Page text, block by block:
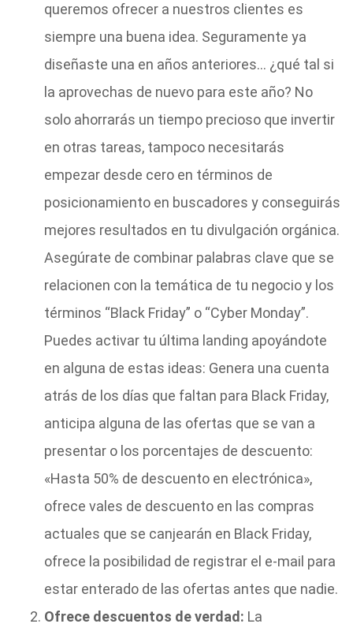
queremos ofrecer a nuestros clientes es
siempre una buena idea. Seguramente ya
diseñaste una en años anteriores… ¿qué tal si
la aprovechas de nuevo para este año? No
solo ahorrarás un tiempo precioso que invertir
en otras tareas, tampoco necesitarás
empezar desde cero en términos de
posicionamiento en buscadores y conseguirás
mejores resultados en tu divulgación orgánica.
Asegúrate de combinar palabras clave que se
relacionen con la temática de tu negocio y los
términos “Black Friday” o “Cyber Monday”.
Puedes activar tu última landing apoyándote
en alguna de estas ideas: Genera una cuenta
atrás de los días que faltan para Black Friday,
anticipa alguna de las ofertas que se van a
presentar o los porcentajes de descuento:
«Hasta 50% de descuento en electrónica»,
ofrece vales de descuento en las compras
actuales que se canjearán en Black Friday,
ofrece la posibilidad de registrar el e-mail para
estar enterado de las ofertas antes que nadie.
Ofrece descuentos de verdad: La